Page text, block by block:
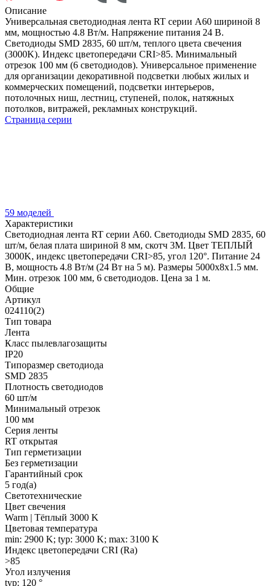
Описание
Универсальная светодиодная лента RT серии A60 шириной 8
мм, мощностью 4.8 Вт/м. Напряжение питания 24 В.
Светодиоды SMD 2835, 60 шт/м, теплого цвета свечения
(3000K). Индекс цветопередачи CRI>85. Минимальный
отрезок 100 мм (6 светодиодов). Универсальное применение
для организации декоративной подсветки любых жилых и
коммерческих помещений, подсветки интерьеров,
потолочных ниш, лестниц, ступеней, полок, натяжных
потолков, витражей, рекламных конструкций.
Страница серии
59 моделей
Характеристики
Светодиодная лента RT серии A60. Светодиоды SMD 2835, 60
шт/м, белая плата шириной 8 мм, скотч 3M. Цвет ТЕПЛЫЙ
3000K, индекс цветопередачи CRI>85, угол 120°. Питание 24
В, мощность 4.8 Вт/м (24 Вт на 5 м). Размеры 5000x8x1.5 мм.
Мин. отрезок 100 мм, 6 светодиодов. Цена за 1 м.
Общие
Артикул
024110(2)
Тип товара
Лента
Класс пылевлагозащиты
IP20
Типоразмер светодиода
SMD 2835
Плотность светодиодов
60 шт/м
Минимальный отрезок
100 мм
Серия ленты
RT открытая
Тип герметизации
Без герметизации
Гарантийный срок
5 год(а)
Светотехнические
Цвет свечения
Warm | Тёплый 3000 K
Цветовая температура
min: 2900 K; typ: 3000 K; max: 3100 K
Индекс цветопередачи CRI (Ra)
>85
Угол излучения
typ: 120 °